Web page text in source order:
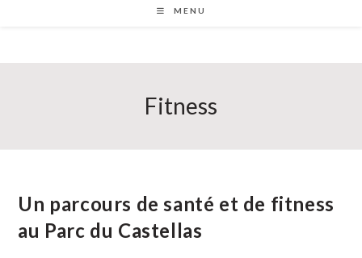
MENU
Fitness
Un parcours de santé et de fitness
au Parc du Castellas